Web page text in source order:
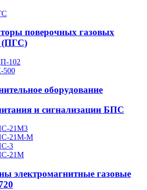
поверочных газовых
(ПГС)
102
500
оборудование
и сигнализации БПС
21М3
21М-М
3
21М
электромагнитные газовые